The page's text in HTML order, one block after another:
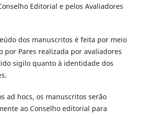
Editorial e pelos Avaliadores
dos manuscritos é feita por meio
por Pares realizada por avaliadores
sigilo quanto à identidade dos
ad hocs, os manuscritos serão
ao Conselho editorial para